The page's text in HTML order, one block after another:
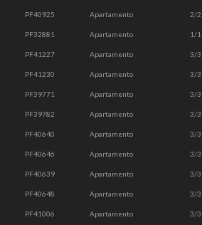
PF40925 Apartamento 2/2
PF32881 Apartamento 1/1
PF41227 Apartamento 3/3
PF41230 Apartamento 3/3
PF39771 Apartamento 3/3
PF39782 Apartamento 3/3
PF40640 Apartamento 3/3
PF40646 Apartamento 3/3
PF40639 Apartamento 3/3
PF40648 Apartamento 3/3
PF41006 Apartamento 3/3